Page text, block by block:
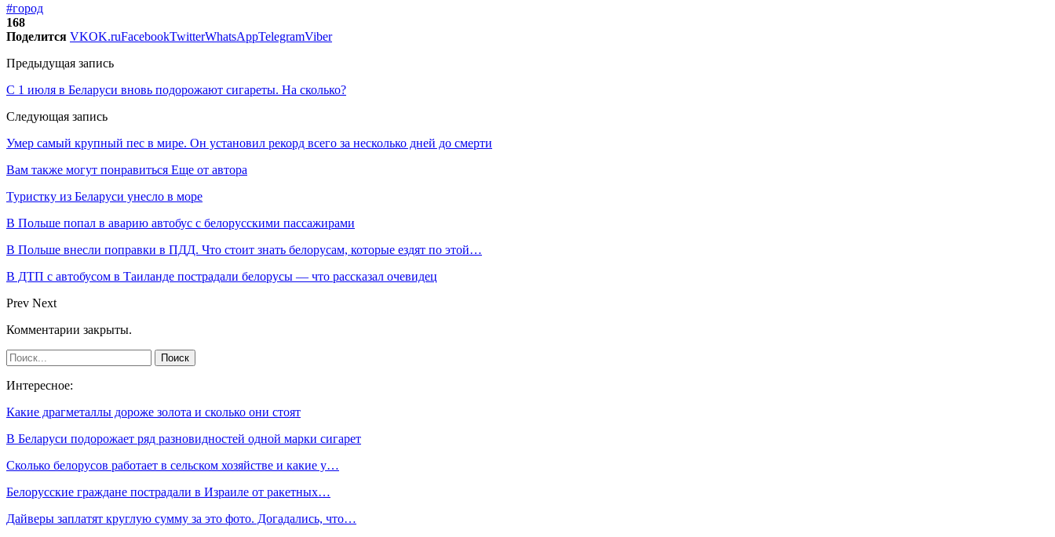
#город
168
Поделится VKOK.ruFacebookTwitterWhatsAppTelegramViber
Предыдущая запись
С 1 июля в Беларуси вновь подорожают сигареты. На сколько?
Следующая запись
Умер самый крупный пес в мире. Он установил рекорд всего за несколько дней до смерти
Вам также могут понравиться Еще от автора
Туристку из Беларуси унесло в море
В Польше попал в аварию автобус с белорусскими пассажирами
В Польше внесли поправки в ПДД. Что стоит знать белорусам, которые ездят по этой…
В ДТП с автобусом в Таиланде пострадали белорусы — что рассказал очевидец
Prev Next
Комментарии закрыты.
Интересное:
Какие драгметаллы дороже золота и сколько они стоят
В Беларуси подорожает ряд разновидностей одной марки сигарет
Сколько белорусов работает в сельском хозяйстве и какие у…
Белорусские граждане пострадали в Израиле от ракетных…
Дайверы заплатят круглую сумму за это фото. Догадались, что…